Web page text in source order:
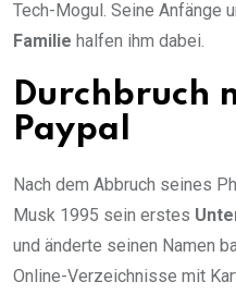
Tech-Mogul. Seine Anfänge
Familie halfen ihm dabei.
Durchbruch
Paypal
Nach dem Abbruch seines
Musk 1995 sein erstes
und änderte seinen Namen
Online-Verzeichnisse mit